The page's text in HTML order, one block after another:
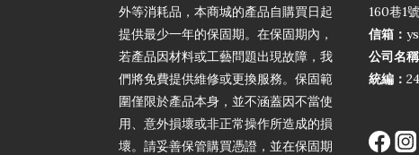
外等消耗品，本商城的產品自購買日起
提供最少一年的保固期。在保固期內，
若產品因材料或工藝問題出現故障，我
們將免費提供維修或更換服務。保固範
圍僅限於產品本身，並不涵蓋因不當使
用、意外損壞或非正常操作所造成的損
壞。請妥善保管購買憑證，並在保固期
160巷1
信箱：
公司名稱
統編：